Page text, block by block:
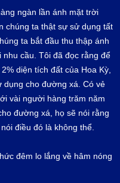
ngàn lần ánh mặt trời
chúng ta thật sự sử dụng tất
ta bắt đầu thu thập ánh
cầu. Tôi đã đọc rằng để
diện tích đất của Hoa Kỳ,
dụng cho đường xá. Có vẻ
vài người hàng trăm năm
đường xá, họ sẽ nói rằng
điều đó là không thể.
đêm lo lắng về hâm nóng